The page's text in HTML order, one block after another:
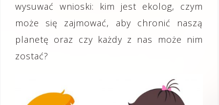
wysuwać wnioski: kim jest ekolog, czym
może się zajmować, aby chronić naszą
planetę oraz czy każdy z nas może nim
zostać?